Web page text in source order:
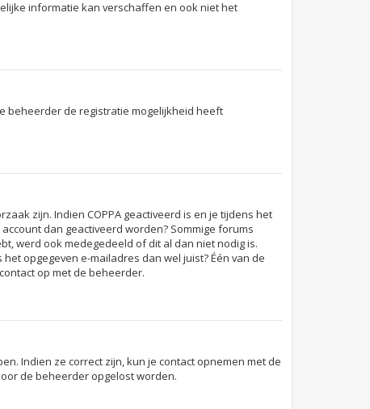
informatie kan verschaffen en ook niet het
beheerder de registratie mogelijkheid heeft
zijn. Indien COPPA geactiveerd is en je tijdens het
dan geactiveerd worden? Sommige forums
werd ook medegedeeld of dit al dan niet nodig is.
opgegeven e-mailadres dan wel juist? Één van de
op met de beheerder.
Indien ze correct zijn, kun je contact opnemen met de
de beheerder opgelost worden.